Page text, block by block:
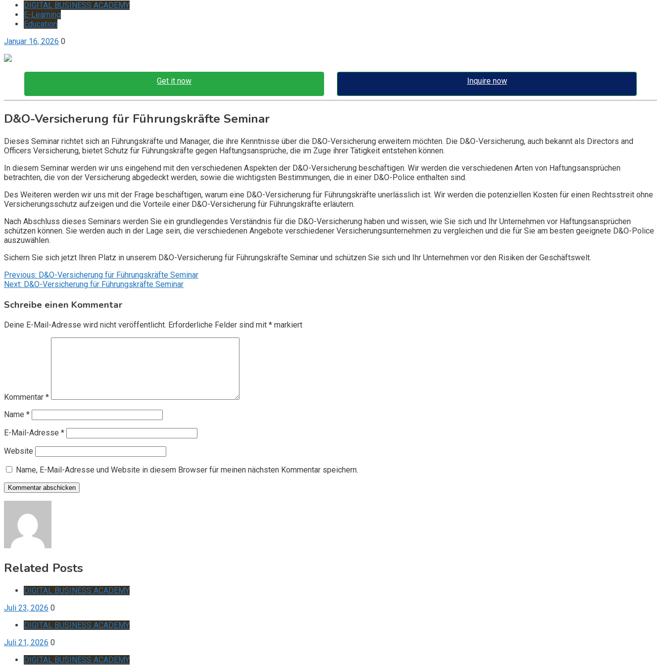
DIGITAL BUSINESS ACADEMY
E-Learning
Education
Januar 16, 2026 0
Get it now Inquire now
D&O-Versicherung für Führungskräfte Seminar
Dieses Seminar richtet sich an Führungskräfte und Manager, die ihre Kenntnisse über die D&O-Versicherung erweitern möchten. Die D&O-Versicherung, auch bekannt als Directors and
Officers Versicherung, bietet Schutz für Führungskräfte gegen Haftungsansprüche, die im Zuge ihrer Tätigkeit entstehen können.
In diesem Seminar werden wir uns eingehend mit den verschiedenen Aspekten der D&O-Versicherung beschäftigen. Wir werden die verschiedenen Arten von Haftungsansprüchen
betrachten, die von der Versicherung abgedeckt werden, sowie die wichtigsten Bestimmungen, die in einer D&O-Police enthalten sind.
Des Weiteren werden wir uns mit der Frage beschäftigen, warum eine D&O-Versicherung für Führungskräfte unerlässlich ist. Wir werden die potenziellen Kosten für einen Rechtsstreit ohne
Versicherungsschutz aufzeigen und die Vorteile einer D&O-Versicherung für Führungskräfte erläutern.
Nach Abschluss dieses Seminars werden Sie ein grundlegendes Verständnis für die D&O-Versicherung haben und wissen, wie Sie sich und Ihr Unternehmen vor Haftungsansprüchen
schützen können. Sie werden auch in der Lage sein, die verschiedenen Angebote verschiedener Versicherungsunternehmen zu vergleichen und die für Sie am besten geeignete D&O-Police
auszuwählen.
Sichern Sie sich jetzt Ihren Platz in unserem D&O-Versicherung für Führungskräfte Seminar und schützen Sie sich und Ihr Unternehmen vor den Risiken der Geschäftswelt.
Beitragsnavigation
Previous: D&O-Versicherung für Führungskräfte Seminar
Next: D&O-Versicherung für Führungskräfte Seminar
Schreibe einen Kommentar
Deine E-Mail-Adresse wird nicht veröffentlicht. Erforderliche Felder sind mit * markiert
Kommentar *
Name *
E-Mail-Adresse *
Website
Name, E-Mail-Adresse und Website in diesem Browser für meinen nächsten Kommentar speichern.
Related Posts
DIGITAL BUSINESS ACADEMY
Juli 23, 2026 0
DIGITAL BUSINESS ACADEMY
Juli 21, 2026 0
DIGITAL BUSINESS ACADEMY